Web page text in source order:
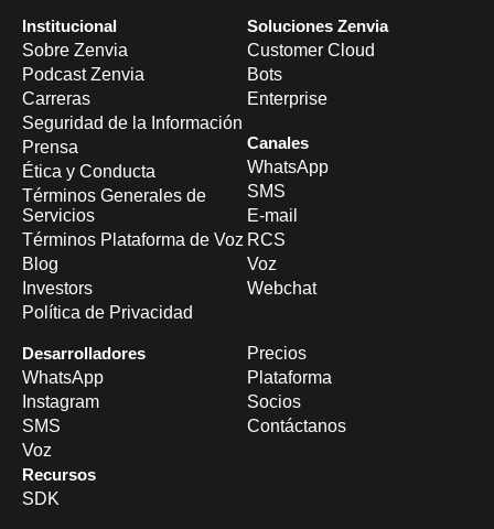
Institucional
Sobre Zenvia
Podcast Zenvia
Carreras
Seguridad de la Información
Prensa
Ética y Conducta
Términos Generales de
Servicios
Términos Plataforma de Voz
Blog
Investors
Política de Privacidad
Soluciones Zenvia
Customer Cloud
Bots
Enterprise
Canales
WhatsApp
SMS
E-mail
RCS
Voz
Webchat
Desarrolladores
WhatsApp
Instagram
SMS
Voz
Recursos
SDK
Precios
Plataforma
Socios
Contáctanos